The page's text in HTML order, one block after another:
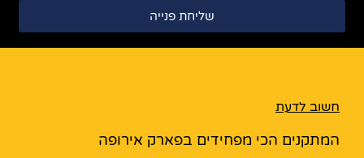
שליחת פנייה
חשוב לדעת
המתקנים הכי מפחידים בפארק אירופה